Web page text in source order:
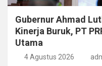
Gubernur Ahmad
Kinerja Buruk, PT
Utama
4 Agustus 2026